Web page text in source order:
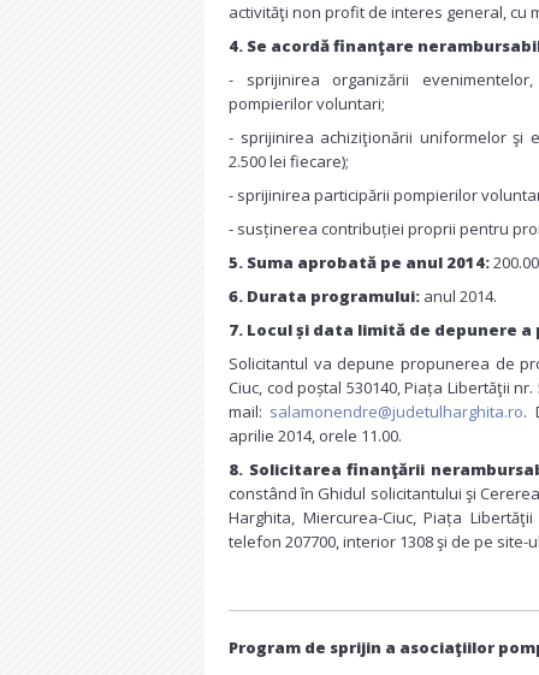
activităţi non profit de interes general, cu
4. Se acordă finanţare
- sprijinirea organizării
pompierilor voluntari;
- sprijinirea achiziţionării uniformelor şi
2.500 lei fiecare);
- sprijinirea participării pompierilor
- susținerea contribuției proprii pentru
5. Suma aprobată pe anul 2014:
6. Durata programului: anul 2014.
7. Locul și data limită de depunere
Solicitantul va depune propunerea de
Ciuc, cod poștal 530140, Piața Libertăţii
mail: salamonendre@judetulharghita.ro.
aprilie 2014, orele 11.00.
8. Solicitarea finanţării
constând în Ghidul solicitantului şi
Harghita, Miercurea-Ciuc, Piața
telefon 207700, interior 1308 şi de pe site-
Program de sprijin a asociaţiilor